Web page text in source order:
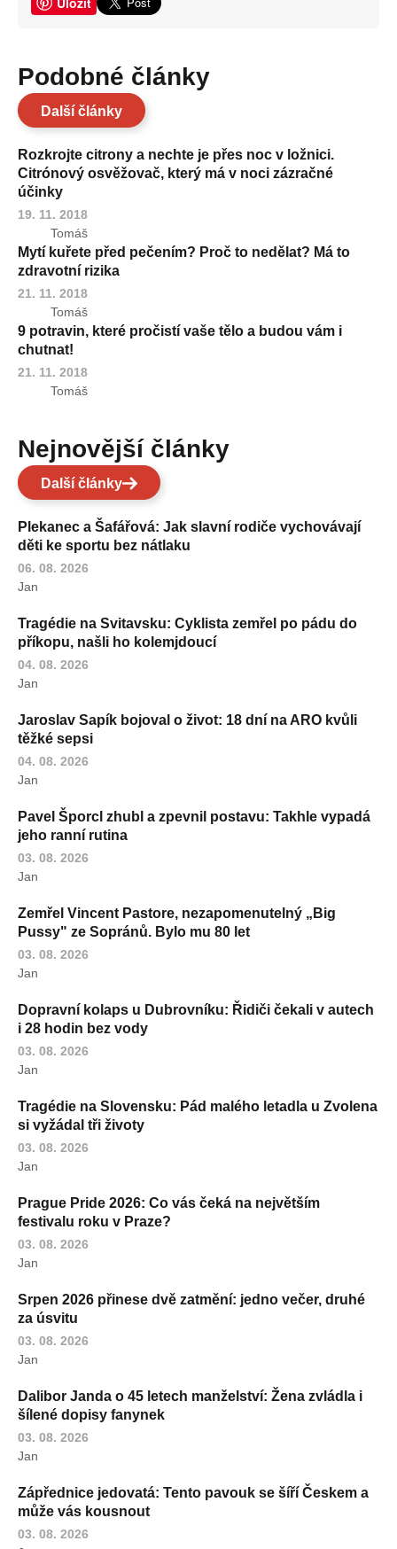
Podobné články
Další články
Rozkrojte citrony a nechte je přes noc v ložnici.
Citrónový osvěžovač, který má v noci zázračné
účinky
19. 11. 2018
Tomáš
Mytí kuřete před pečením? Proč to nedělat? Má to
zdravotní rizika
21. 11. 2018
Tomáš
9 potravin, které pročistí vaše tělo a budou vám i
chutnat!
21. 11. 2018
Tomáš
Nejnovější články
Další články
Plekanec a Šafářová: Jak slavní rodiče vychovávají
děti ke sportu bez nátlaku
06. 08. 2026
Jan
Tragédie na Svitavsku: Cyklista zemřel po pádu do
příkopu, našli ho kolemjdoucí
04. 08. 2026
Jan
Jaroslav Sapík bojoval o život: 18 dní na ARO kvůli
těžké sepsi
04. 08. 2026
Jan
Pavel Šporcl zhubl a zpevnil postavu: Takhle vypadá
jeho ranní rutina
03. 08. 2026
Jan
Zemřel Vincent Pastore, nezapomenutelný „Big
Pussy" ze Sopránů. Bylo mu 80 let
03. 08. 2026
Jan
Dopravní kolaps u Dubrovníku: Řidiči čekali v autech
i 28 hodin bez vody
03. 08. 2026
Jan
Tragédie na Slovensku: Pád malého letadla u Zvolena
si vyžádal tři životy
03. 08. 2026
Jan
Prague Pride 2026: Co vás čeká na největším
festivalu roku v Praze?
03. 08. 2026
Jan
Srpen 2026 přinese dvě zatmění: jedno večer, druhé
za úsvitu
03. 08. 2026
Jan
Dalibor Janda o 45 letech manželství: Žena zvládla i
šílené dopisy fanynek
03. 08. 2026
Jan
Zápřednice jedovatá: Tento pavouk se šíří Českem a
může vás kousnout
03. 08. 2026